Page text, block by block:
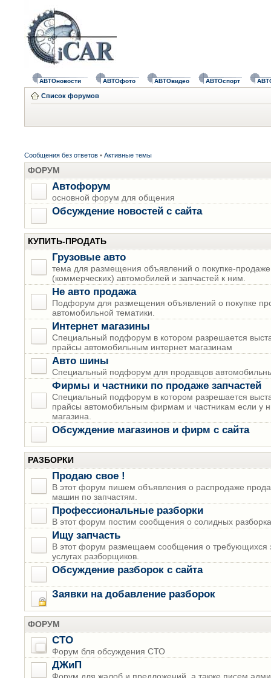
АВТОновости АВТОфото АВТОвидео АВТОспорт
Список форумов
Сообщения без ответов • Активные темы
ФОРУМ
Автофорум
основной форум для общения
Обсуждение новостей с сайта
КУПИТЬ-ПРОДАТЬ
Грузовые авто
тема для размещения объявлений о покупке-продаже
(коммерческих) автомобилей и запчастей к ним.
Не авто продажа
Подфорум для размещения объявлений о покупке
автомобильной тематики.
Интернет магазины
Специальный подфорум в котором разрешается
прайсы автомобильным интернет магазинам
Авто шины
Специальный подфорум для продавцов
Фирмы и частники по продаже запчастей
Специальный подфорум в котором разрешается
прайсы автомобильным фирмам и частникам если у
магазина.
Обсуждение магазинов и фирм с сайта
РАЗБОРКИ
Продаю свое !
В этот форум пишем объявления о распродаже
машин по запчастям.
Профессиональные разборки
В этот форум постим сообщения о солидных
Ищу запчасть
В этот форум размещаем сообщения о требующихся
услугах разборщиков.
Обсуждение разборок с сайта
Заявки на добавление разборок
ФОРУМ
СТО
Форум бля обсуждения СТО
ДЖиП
Форум для жалоб и предложений, а также писем